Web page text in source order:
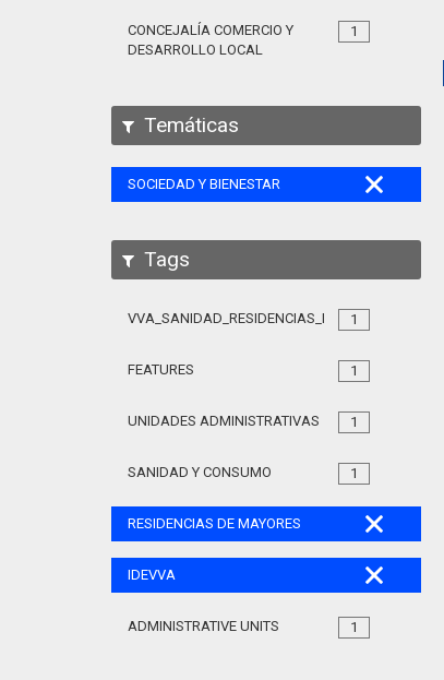
1
CONCEJALÍA COMERCIO Y
DESARROLLO LOCAL
Temáticas
SOCIEDAD Y BIENESTAR
Tags
1
VVA_SANIDAD_RESIDENCIAS_MAYORES_105
1
FEATURES
1
UNIDADES ADMINISTRATIVAS
1
SANIDAD Y CONSUMO
RESIDENCIAS DE MAYORES
IDEVVA
1
ADMINISTRATIVE UNITS